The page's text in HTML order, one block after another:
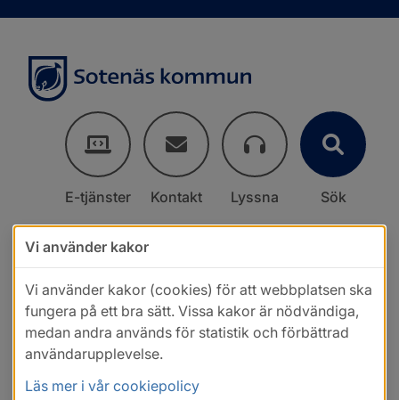
E-tjänster Kontakt Lyssna Sök
Vi använder kakor
Vi använder kakor (cookies) för att webbplatsen ska
fungera på ett bra sätt. Vissa kakor är nödvändiga,
medan andra används för statistik och förbättrad
användarupplevelse.
Läs mer i vår cookiepolicy